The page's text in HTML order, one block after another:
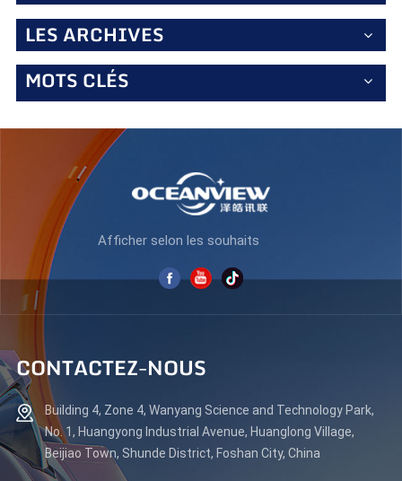
LES ARCHIVES
MOTS CLÉS
Afficher selon les souhaits
CONTACTEZ-NOUS
Building 4, Zone 4, Wanyang Science and Technology Park,
No. 1, Huangyong Industrial Avenue, Huanglong Village,
Beijiao Town, Shunde District, Foshan City, China